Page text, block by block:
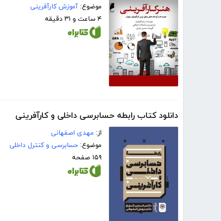
موضوع: آموزش کارآفرینی
۴ ساعت و ۳۱ دقیقه
دانلود کتاب رابطه حسابرسی داخلی و کارآفرینی
از: مهدی اصفهانی
موضوع: حسابرسی و کنترل داخلی
۱۵۹ صفحه